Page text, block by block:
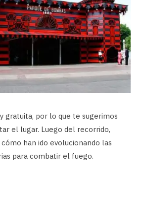
gratuita, por lo que te sugerimos
el lugar. Luego del recorrido,
han ido evolucionando las
para combatir el fuego.